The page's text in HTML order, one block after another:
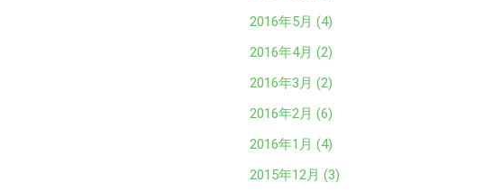
2016年5月 (4)
2016年4月 (2)
2016年3月 (2)
2016年2月 (6)
2016年1月 (4)
2015年12月 (3)